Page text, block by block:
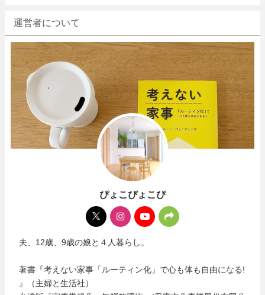
運営者について
ぴょこぴょこぴ
夫、12歳、9歳の娘と４人暮らし。
著書『考えない家事「ルーティン化」で心も体も自由になる!
』（主婦と生活社）